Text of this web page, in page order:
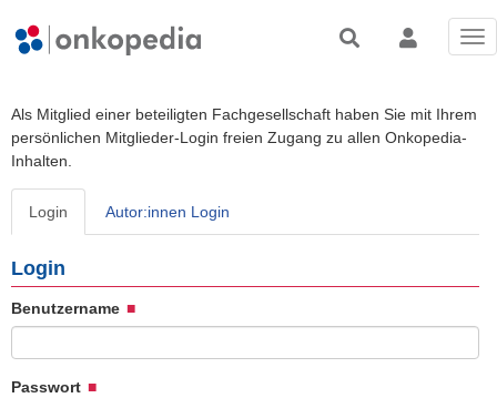
Als Mitglied einer beteiligten Fachgesellschaft haben Sie mit Ihrem
persönlichen Mitglieder-Login freien Zugang zu allen Onkopedia-
Inhalten.
Login Autor:innen Login
Login
Benutzername
Passwort